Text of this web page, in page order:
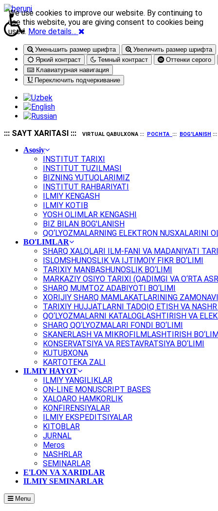
Уменьшить размер шрифта
Увеличить размер шрифта
Яркий контраст
Темный контраст
Оттенки серого
Клавиатурная навигация
Переключить подчеркивание
::: SAYT XARITASI ::: VIRTUAL QABULXONA ::: POCHTA ::: BOG'LANISH
Asosiy
INSTITUT TARIXI
INSTITUT TUZILMASI
BIZNING YUTUQLARIMIZ
INSTITUT RAHBARIYATI
ILMIY KENGASH
ILMIY KOTIB
YOSH OLIMLAR KENGASHI
BIZ BILAN BOG'LANISH
QO‘LYOZMALARNING ELEKTRON NUSXALARINI
BO'LIMLAR
SHARQ XALQLARI ILM-FANI VA MADANIYATI
ISLOMSHUNOSLIK VA IJTIMOIY FIKR BO‘LIMI
TARIXIY MANBASHUNOSLIK BO‘LIMI
MARKAZIY OSIYO TARIXI (QADIMGI VA O‘RTA
SHARQ MUMTOZ ADABIYOTI BO‘LIMI
XORIJIY SHARQ MAMLAKATLARINING
TARIXIY HUJJATLARNI TADQIQ ETISH VA
QO‘LYOZMALARNI KATALOGLASHTIRISH VA
SHARQ QO‘LYOZMALARI FONDI BO‘LIMI
SKANERLASH VA MIKROFILMLASHTIRISH
KONSERVATSIYA VA RESTAVRATSIYA BO‘LIMI
KUTUBXONA
KARTOTEKA ZALI
ILMIY HAYOT
ILMIY YANGILIKLAR
ON-LINE MONUSCRIPT BASES
XALQARO HAMKORLIK
KONFIRENSIYALAR
ILMIY EKSPEDITSIYALAR
KITOBLAR
JURNAL
Meros
NASHRLAR
SEMINARLAR
E'LON VA XARIDLAR
ILMIY SEMINARLAR
Menu
We use cookies to improve our website. By continuing to
use this website, you are giving consent to cookies being
used. More details…